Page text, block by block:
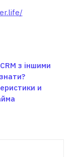
з іншими
и